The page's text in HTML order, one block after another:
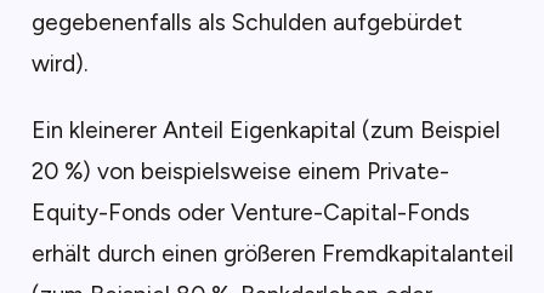
gegebenenfalls als Schulden aufgebürdet
wird).
Ein kleinerer Anteil Eigenkapital (zum Beispiel
20 %) von beispielsweise einem Private-
Equity-Fonds oder Venture-Capital-Fonds
erhält durch einen größeren Fremdkapitalanteil